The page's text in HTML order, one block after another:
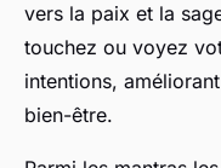
vers la paix et la
touchez ou voyez
intentions,
bien-être.